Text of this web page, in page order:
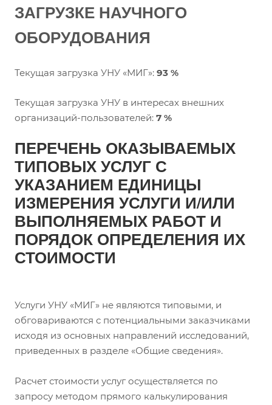
ЗАГРУЗКЕ НАУЧНОГО
ОБОРУДОВАНИЯ
Текущая загрузка УНУ «МИГ»: 93 %
Текущая загрузка УНУ в интересах внешних
организаций-пользователей: 7 %
ПЕРЕЧЕНЬ ОКАЗЫВАЕМЫХ
ТИПОВЫХ УСЛУГ С
УКАЗАНИЕМ ЕДИНИЦЫ
ИЗМЕРЕНИЯ УСЛУГИ И/ИЛИ
ВЫПОЛНЯЕМЫХ РАБОТ И
ПОРЯДОК ОПРЕДЕЛЕНИЯ ИХ
СТОИМОСТИ
Услуги УНУ «МИГ» не являются типовыми, и
обговариваются с потенциальными заказчиками
исходя из основных направлений исследований,
приведенных в разделе «Общие сведения».
Расчет стоимости услуг осуществляется по
запросу методом прямого калькулирования